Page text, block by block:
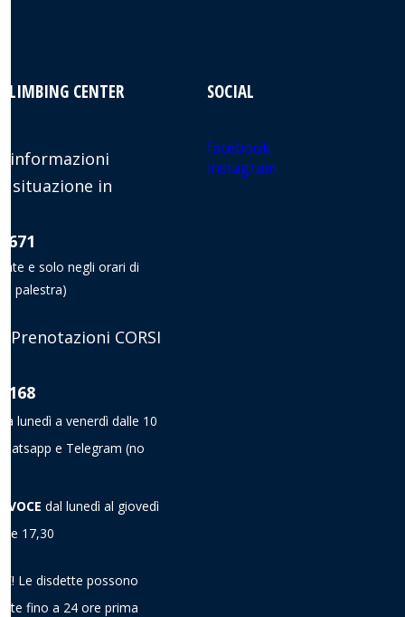
CENTER SOCIAL
informazioni
situazione in
671
e solo negli orari di
palestra)
Prenotazioni CORSI
168
lunedì a venerdì dalle 10
e Telegram (no
VOCE dal lunedì al giovedì
17,30
Le disdette possono
fino a 24 ore prima
facebook
instagram